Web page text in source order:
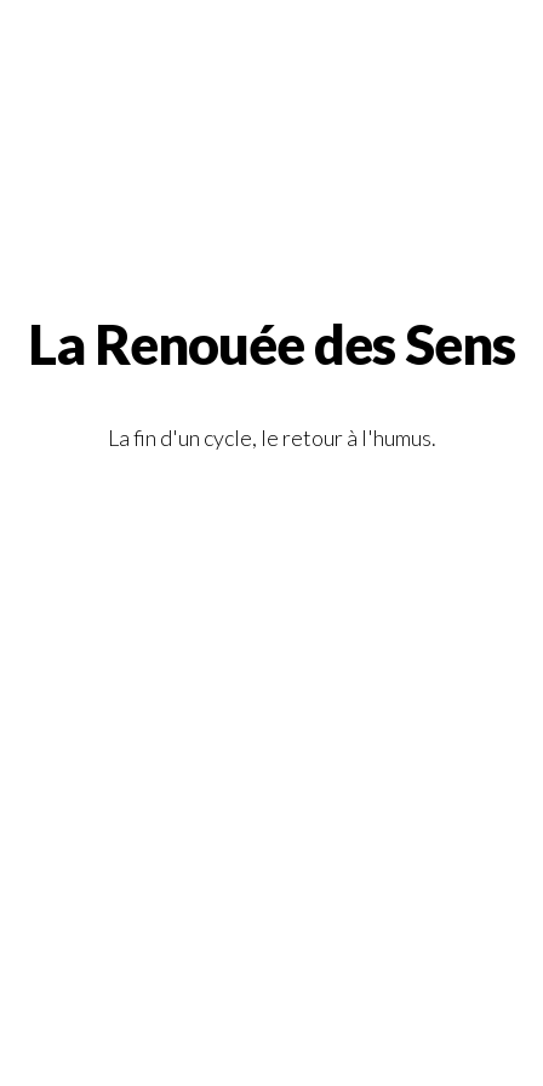
La Renouée des Sens
La fin d'un cycle, le retour à l'humus.